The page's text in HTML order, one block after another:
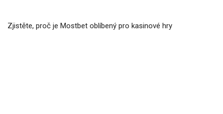
Zjistěte, proč je Mostbet oblíbený pro kasinové hry